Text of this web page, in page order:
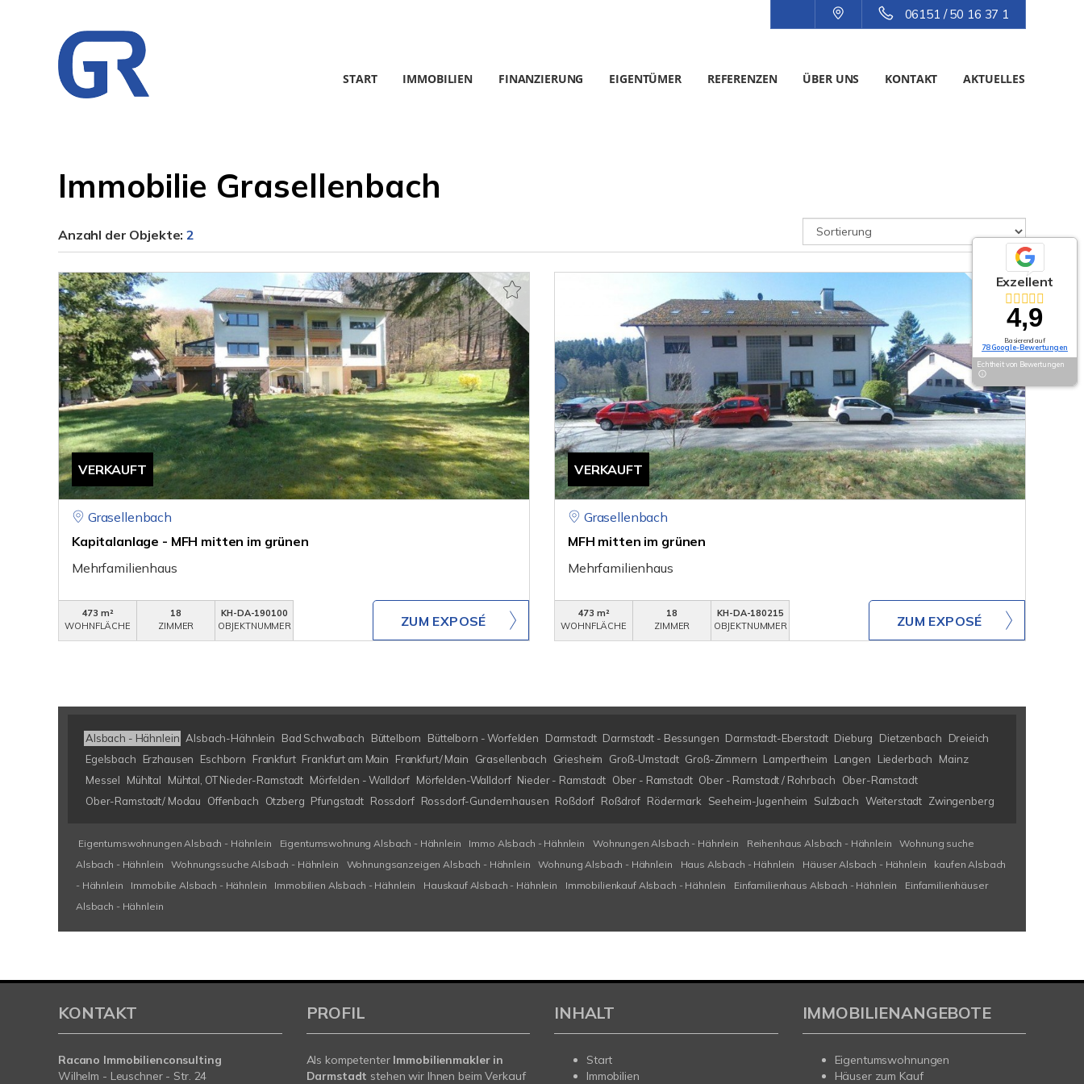
06151 / 50 16 37 1
START IMMOBILIEN FINANZIERUNG EIGENTÜMER REFERENZEN ÜBER UNS KONTAKT AKTUELLES
Immobilie Grasellenbach
Anzahl der Objekte:2
VERKAUFT
Grasellenbach
Kapitalanlage - MFH mitten im grünen
Mehrfamilienhaus
473 m²
WOHNFLÄCHE
18
ZIMMER
KH-DA-190100
OBJEKTNUMMER
ZUM EXPOSÉ
VERKAUFT
Grasellenbach
MFH mitten im grünen
Mehrfamilienhaus
473 m²
WOHNFLÄCHE
18
ZIMMER
KH-DA-180215
OBJEKTNUMMER
ZUM EXPOSÉ
Alsbach - Hähnlein Alsbach-Hähnlein Bad Schwalbach Büttelborn Büttelborn - Worfelden Darmstadt Darmstadt - Bessungen Darmstadt-Eberstadt Dieburg Dietzenbach
Dreieich
Egelsbach
Erzhausen Eschborn Frankfurt Frankfurt am Main Frankfurt/ Main Grasellenbach Griesheim Groß-Umstadt Groß-Zimmern Lampertheim Langen Liederbach
Mainz
Messel
Mühltal Mühtal, OT Nieder-Ramstadt Mörfelden - Walldorf Mörfelden-Walldorf Nieder - Ramstadt Ober - Ramstadt Ober - Ramstadt / Rohrbach
Ober-Ramstadt
Ober-Ramstadt/ Modau
Offenbach Otzberg Pfungstadt Rossdorf Rossdorf-Gundernhausen Roßdorf Roßdrof Rödermark Seeheim-Jugenheim Sulzbach Weiterstadt Zwingenberg
Eigentumswohnungen Alsbach - Hähnlein Eigentumswohnung Alsbach - Hähnlein Immo Alsbach - Hähnlein Wohnungen Alsbach - Hähnlein Reihenhaus Alsbach - Hähnlein
Wohnung suche
Alsbach - Hähnlein
Wohnungssuche Alsbach - Hähnlein Wohnungsanzeigen Alsbach - Hähnlein Wohnung Alsbach - Hähnlein Haus Alsbach - Hähnlein Häuser Alsbach - Hähnlein
kaufen Alsbach
- Hähnlein
Immobilie Alsbach - Hähnlein Immobilien Alsbach - Hähnlein Hauskauf Alsbach - Hähnlein Immobilienkauf Alsbach - Hähnlein Einfamilienhaus Alsbach - Hähnlein
Einfamilienhäuser
Alsbach - Hähnlein
Exzellent
4,9
Basierend auf
78 Google-Bewertungen
Echtheit von Bewertungen
KONTAKT
Racano Immobilienconsulting
Wilhelm - Leuschner - Str. 24
PROFIL
Als kompetenter Immobilienmakler in
Darmstadt stehen wir Ihnen beim Verkauf
INHALT
Start
Immobilien
IMMOBILIENANGEBOTE
Eigentumswohnungen
Häuser zum Kauf